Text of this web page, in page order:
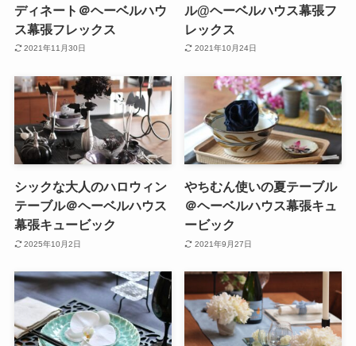
ディネート＠ヘーベルハウ
ス幕張フレックス
2021年11月30日
ル@ヘーベルハウス幕張フ
レックス
2021年10月24日
シックな大人のハロウィン
テーブル＠ヘーベルハウス
幕張キュービック
2025年10月2日
やちむん使いの夏テーブル
＠ヘーベルハウス幕張キュ
ービック
2021年9月27日